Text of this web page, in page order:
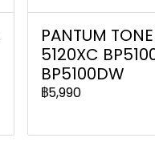
PANTUM
5120XC
BP5100DW
฿5,990